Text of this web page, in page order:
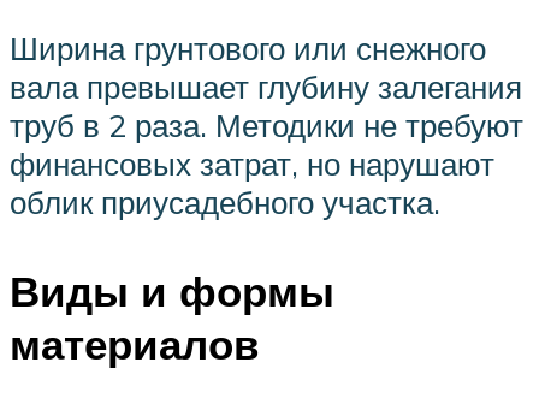
Ширина грунтового или снежного
вала превышает глубину залегания
труб в 2 раза. Методики не требуют
финансовых затрат, но нарушают
облик приусадебного участка.
Виды и формы
материалов